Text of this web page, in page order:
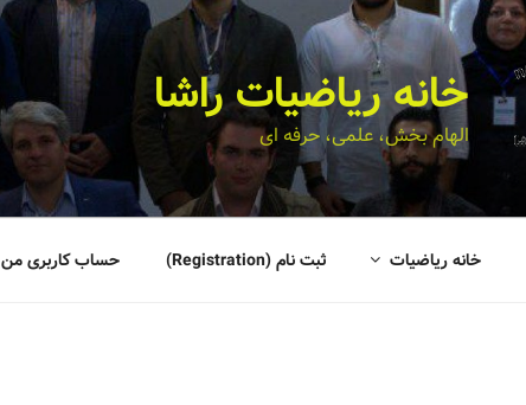
خانه ریاضیات راشا
الهام بخش، علمی، حرفه ای
خانه ریاضیات ثبت نام (Registration) حساب کاربری من